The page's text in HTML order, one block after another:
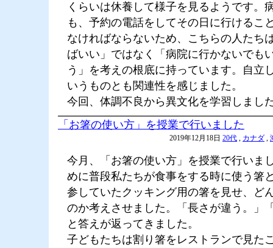
くらいは休養して様子を見るようです。
も、予約の電話をしてその日に行けるこ
なければならないため、こちらの人たち
ばいい」ではなく「病院に行かないでも
う」を考えの根底に持っています。自立
いうものとも関連性を感じました。
今回、体調不良から異文化を学習しまし
「お箸の使い方」を授業で行いました
2019年12月18日 20代 , カナダ ,
今月、「お箸の使い方」を授業で行いま
めに普段私たちが食事をする時に使う箸
参していたクッキング用の箸を見せ、ど
のか考えさせました。「長さが違う。」
と答えが返ってきました。
子どもたちは割り箸をレストランで見た